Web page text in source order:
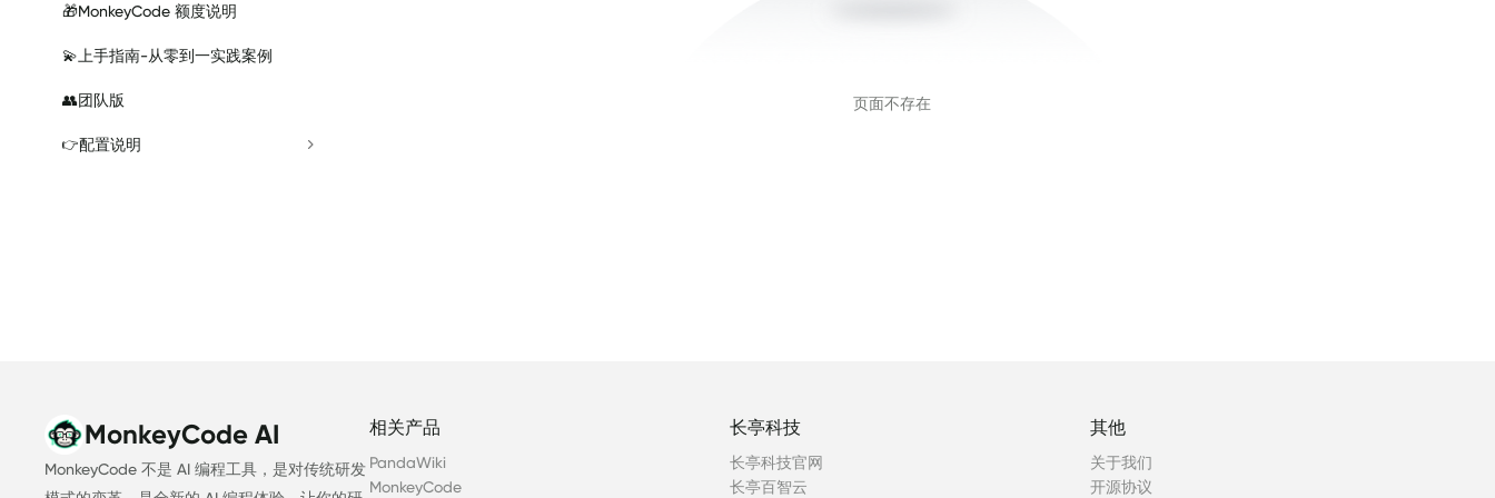
🎁MonkeyCode 额度说明
💫 上手指南-从零到一实践案例
👥团队版
👉配置说明
页面不存在
MonkeyCode AI
MonkeyCode 不是 AI 编程工具，是对传统研发
相关产品
PandaWiki
MonkeyCode
长亭科技
长亭科技官网
长亭百智云
其他
关于我们
开源协议